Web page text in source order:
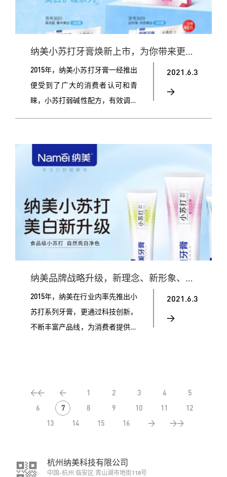
纳美小苏打牙膏焕新上市，为你带来更好的口腔护理体验！
2015年，纳美小苏打牙膏一经推出
便受到了广大的消费者认可和青
睐，小苏打弱碱性配方，有效调节
品自身健康、安全、有效的特性及
良好的使用效果，纳美小苏打牙膏
如今再次将纳美小苏打牙膏产品进
行了全面升
2021.6.3
>
纳美品牌战略升级，新理念、新形象、新产品！
2015年，纳美在行业内率先推出小
苏打系列牙膏，更通过科技创新，
不断丰富产品线，为消费者提供了
美结合消费趋势，焕新推出3大小
苏打系列牙膏，以全新的面貌出现
2021.6.3
>
<< < 1 2 3 4
5
6
7 8 9 10 11
12
13
14 15 16 > >>
杭州纳美科技有限公司
中国-杭州 临安区 青山湖市地街118号